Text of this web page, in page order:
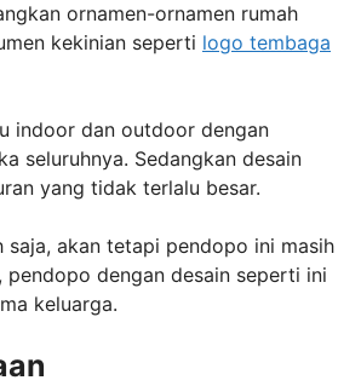
ornamen-ornamen rumah
kekinian seperti logo tembaga
indoor dan outdoor dengan
seluruhnya. Sedangkan desain
yang tidak terlalu besar.
akan tetapi pendopo ini masih
dengan desain seperti ini
keluarga.